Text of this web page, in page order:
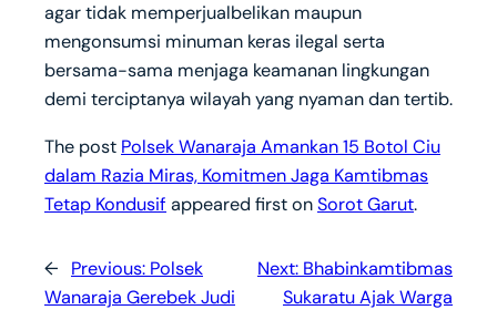
agar tidak memperjualbelikan maupun
mengonsumsi minuman keras ilegal serta
bersama-sama menjaga keamanan lingkungan
demi terciptanya wilayah yang nyaman dan tertib.
The post Polsek Wanaraja Amankan 15 Botol Ciu
dalam Razia Miras, Komitmen Jaga Kamtibmas
Tetap Kondusif appeared first onSorot Garut.
← Previous: Polsek
Wanaraja Gerebek Judi
Next: Bhabinkamtibmas
Sukaratu Ajak Warga